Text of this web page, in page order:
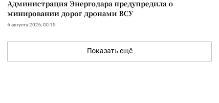
Администрация Энергодара предупредила о
минировании дорог дронами ВСУ
6 августа 2026, 00:15
Показать ещё